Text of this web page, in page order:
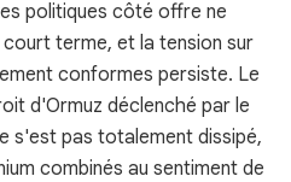
politiques côté offre ne
terme, et la tension sur
conformes persiste. Le
d'Ormuz déclenché par le
s'est pas totalement dissipé,
combinés au sentiment de